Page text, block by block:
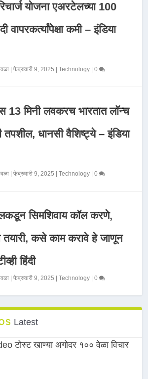
योजना एअरटेलच्या 100
वापरकर्त्यांपेक्षा कमी – इंडिया
|फेब्रुवारी 9, 2025 |Technology |0
13 मिनी लवकरच भारतात लॉन्च
तपशील, धानसी वैशिष्ट्ये – इंडिया
|फेब्रुवारी 9, 2025 |Technology |0
सिमशिवाय कॉल करणे,
कसे काम करावे हे जाणून
हिंदी
|फेब्रुवारी 9, 2025 |Technology |0
Latest